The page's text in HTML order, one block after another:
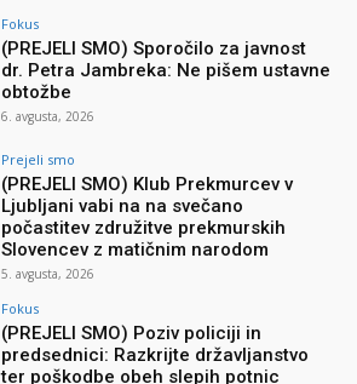
Fokus
(PREJELI SMO) Sporočilo za javnost
dr. Petra Jambreka: Ne pišem ustavne
obtožbe
6. avgusta, 2026
Prejeli smo
(PREJELI SMO) Klub Prekmurcev v
Ljubljani vabi na na svečano
počastitev združitve prekmurskih
Slovencev z matičnim narodom
5. avgusta, 2026
Fokus
(PREJELI SMO) Poziv policiji in
predsednici: Razkrijte državljanstvo
ter poškodbe obeh slepih potnic